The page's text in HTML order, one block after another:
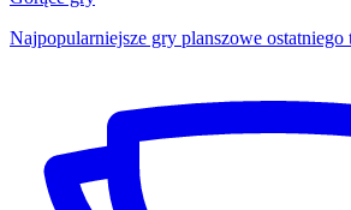
Najpopularniejsze gry planszowe ostatniego